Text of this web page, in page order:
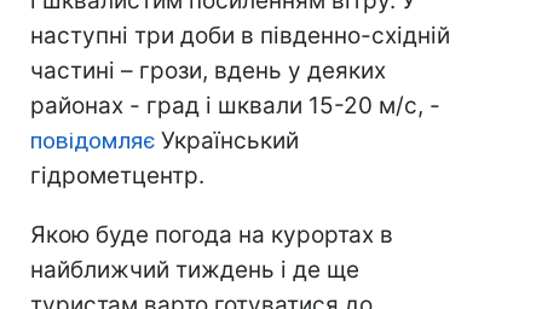
наступні три доби в південно-східній
частині – грози, вдень у деяких
районах - град і шквали 15-20 м/с, -
повідомляє Український
гідрометцентр.
Якою буде погода на курортах в
найближчий тиждень і де ще